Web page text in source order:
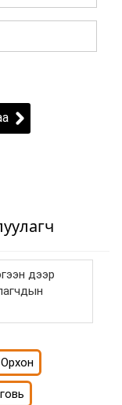
дээр
Орхон